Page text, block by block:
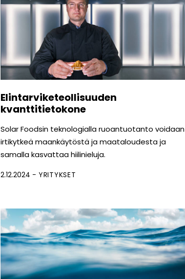
Elintarviketeollisuuden
kvanttitietokone
Solar Foodsin teknologialla ruoantuotanto voidaan
irtikytkeä maankäytöstä ja maataloudesta ja
samalla kasvattaa hiilinieluja.
2.12.2024 YRITYKSET